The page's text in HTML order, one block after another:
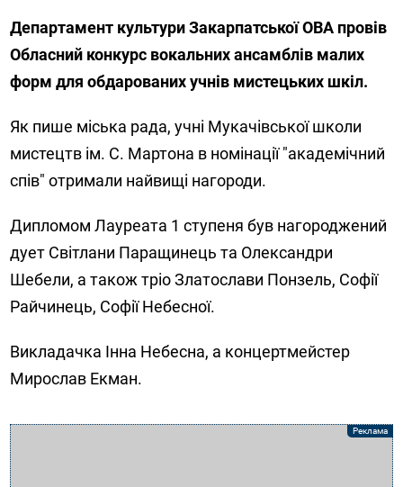
Департамент культури Закарпатської ОВА провів
Обласний конкурс вокальних ансамблів малих
форм для обдарованих учнів мистецьких шкіл.
Як пише міська рада, учні Мукачівської школи
мистецтв ім. С. Мартона в номінації "академічний
спів" отримали найвищі нагороди.
Дипломом Лауреата 1 ступеня був нагороджений
дует Світлани Паращинець та Олександри
Шебели, а також тріо Златослави Понзель, Софії
Райчинець, Софії Небесної.
Викладачка Інна Небесна, а концертмейстер
Мирослав Екман.